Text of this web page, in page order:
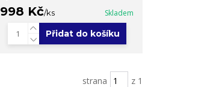
998 Kč/ks Skladem
Přidat do košíku
strana z 1